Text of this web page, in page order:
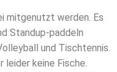
mitgenutzt werden. Es
Standup-paddeln
und Tischtennis.
leider keine Fische.